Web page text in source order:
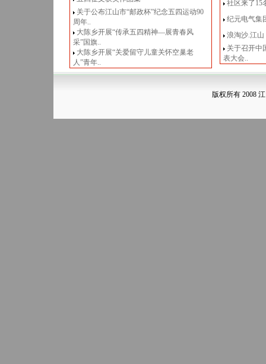
关于公布江山市“邮政杯”纪念五四运动90
周年..
大陈乡开展“传承五四精神—展青春风
采”国旗..
大陈乡开展“关爱留守儿童关怀空巢老
人”青年..
社区来了15
纪元电气集
浪淘沙.江山
关于召开中
表大会..
版权所有 2008